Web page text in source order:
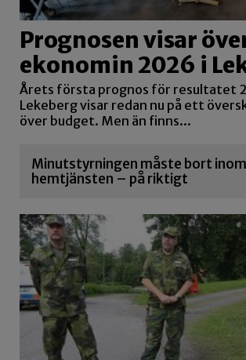
Prognosen visar
ekonomin 2026 i
Årets första prognos för resultatet
Lekeberg visar redan nu på ett
över budget. Men än finns...
Minutstyrningen måste bort inom
hemtjänsten – på riktigt